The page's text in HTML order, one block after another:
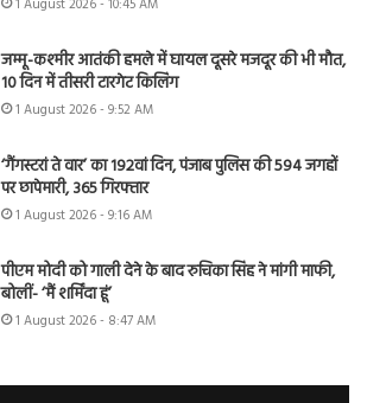
जम्मू-कश्मीर आतंकी हमले में घायल दूसरे मजदूर की भी मौत,
10 दिन में तीसरी टारगेट किलिंग
1 August 2026 - 9:52 AM
‘गैंगस्टरां ते वार’ का 192वां दिन, पंजाब पुलिस की 594 जगहों
पर छापेमारी, 365 गिरफ्तार
1 August 2026 - 9:16 AM
पीएम मोदी को गाली देने के बाद रुचिका सिंह ने मांगी माफी,
बोलीं- ‘मैं शर्मिंदा हूं’
1 August 2026 - 8:47 AM